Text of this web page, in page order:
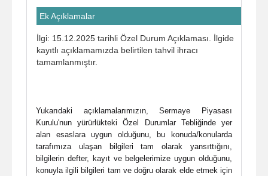
Ek Açıklamalar
İlgi: 15.12.2025 tarihli Özel Durum Açıklaması. İlgide
kayıtlı açıklamamızda belirtilen tahvil ihracı
tamamlanmıştır.
Yukarıdaki açıklamalarımızın, Sermaye Piyasası
Kurulu'nun yürürlükteki Özel Durumlar Tebliğinde yer
alan esaslara uygun olduğunu, bu konuda/konularda
tarafımıza ulaşan bilgileri tam olarak yansıttığını,
bilgilerin defter, kayıt ve belgelerimize uygun olduğunu,
konuyla ilgili bilgileri tam ve doğru olarak elde etmek için